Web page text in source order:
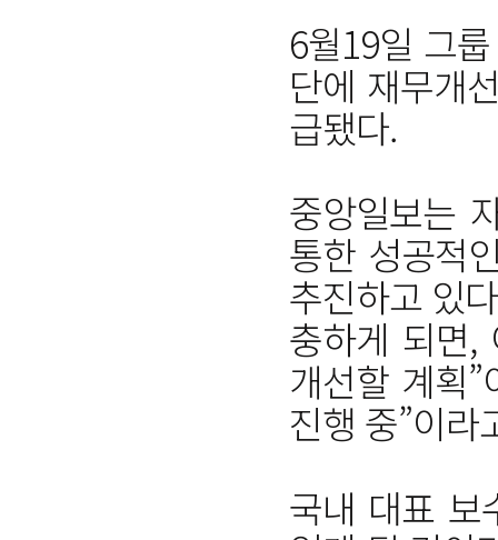
6월19일 그
단에 재무개
급됐다.
중앙일보는
통한 성공적
추진하고 있
충하게 되면,
개선할 계획
진행 중”이라
국내 대표 보